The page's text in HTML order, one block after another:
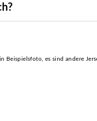
Beispielsfoto, es sind andere